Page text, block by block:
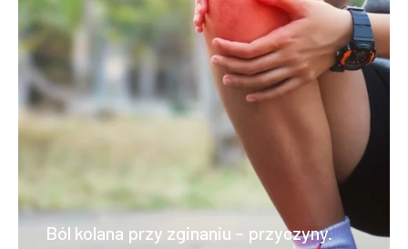
Ból kolana przy zginaniu – przyczyny.